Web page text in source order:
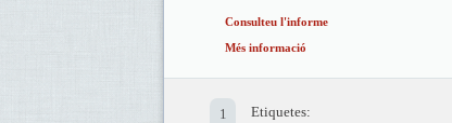
Consulteu l'informe
Més informació
1
Etiquetes: